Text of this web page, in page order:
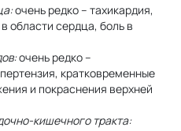
очень редко – тахикардия,
области сердца, боль в
очень редко –
кратковременные
и покраснения верхней
кишечного тракта: